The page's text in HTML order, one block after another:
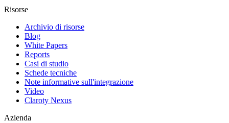
Risorse
Archivio di risorse
Blog
White Papers
Reports
Casi di studio
Schede tecniche
Note informative sull'integrazione
Video
Claroty Nexus
Azienda